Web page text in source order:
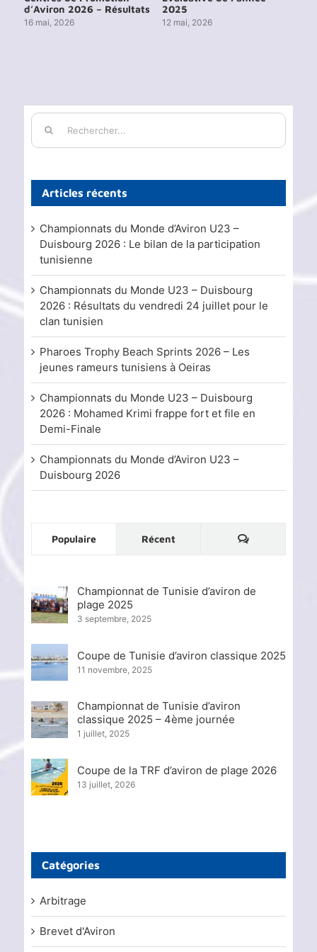
d’Aviron 2026 – Résultats
16 mai, 2026
2025
12 mai, 2026
Rechercher:
Articles récents
Championnats du Monde d’Aviron U23 –
Duisbourg 2026 : Le bilan de la participation
tunisienne
Championnats du Monde U23 – Duisbourg
2026 : Résultats du vendredi 24 juillet pour le
clan tunisien
Pharoes Trophy Beach Sprints 2026 – Les
jeunes rameurs tunisiens à Oeiras
Championnats du Monde U23 – Duisbourg
2026 : Mohamed Krimi frappe fort et file en
Demi-Finale
Championnats du Monde d’Aviron U23 –
Duisbourg 2026
Populaire Récent
Championnat de Tunisie d’aviron de
plage 2025
3 septembre, 2025
Coupe de Tunisie d’aviron classique 2025
11 novembre, 2025
Championnat de Tunisie d’aviron
classique 2025 – 4ème journée
1 juillet, 2025
Coupe de la TRF d’aviron de plage 2026
13 juillet, 2026
Catégories
Arbitrage
Brevet d'Aviron